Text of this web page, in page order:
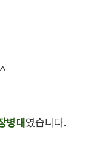
병대였습니다.